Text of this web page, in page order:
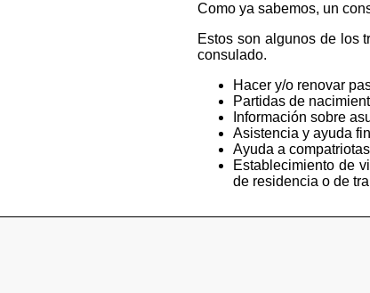
Como ya sabemos, un
Estos son algunos de los
consulado.
Hacer y/o renovar
Partidas de
Información sobre
Asistencia y ayuda
Ayuda a
Establecimiento de
de residencia o de